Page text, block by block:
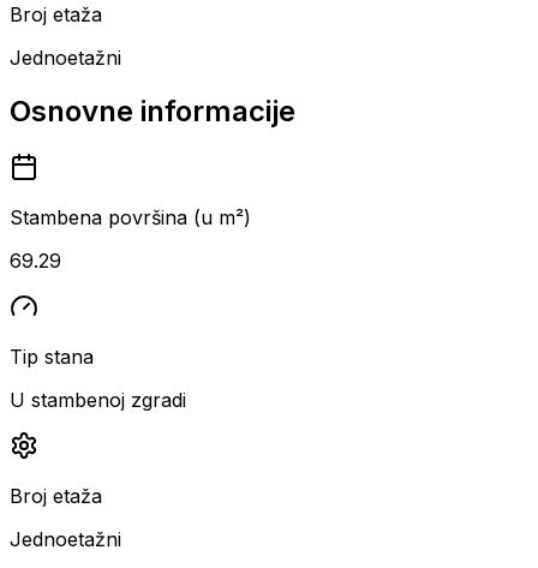
Broj etaža
Jednoetažni
Osnovne informacije
Stambena površina (u m²)
69.29
Tip stana
U stambenoj zgradi
Broj etaža
Jednoetažni